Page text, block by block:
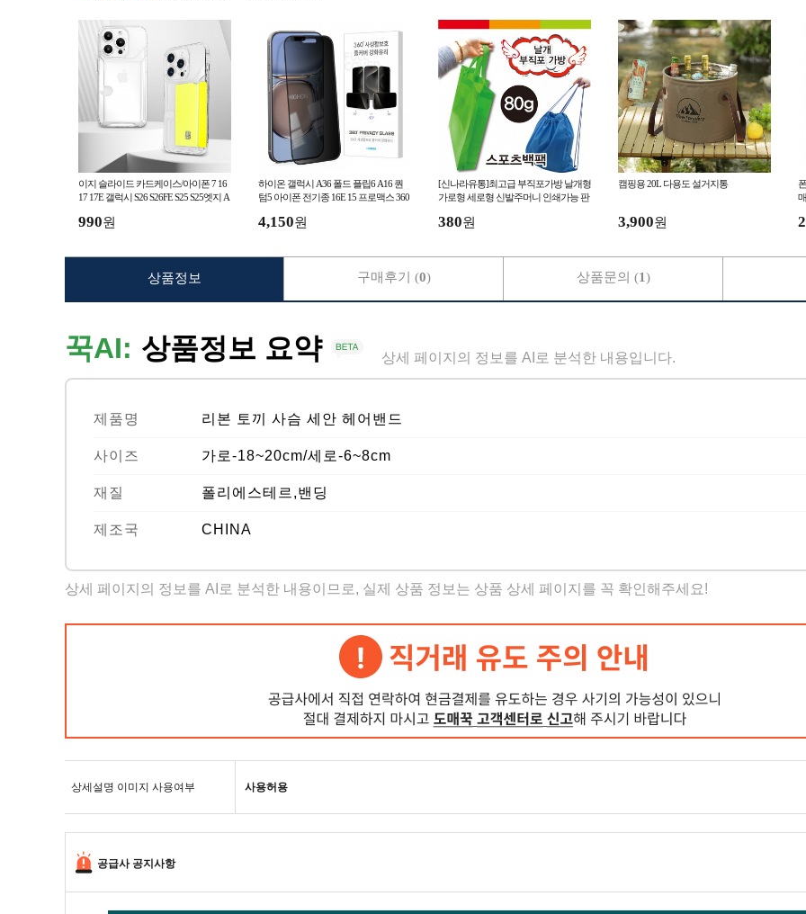
이지 슬라이드 카드케이스/아이폰 7 16
17 17E 갤럭시 S26 S26FE S25 S25엣지 A
990원
하이온 갤럭시 A36 폴드 플립6 A16 퀀
텀5 아이폰 전기종 16E 15 프로맥스 360
4,150원
[신나라유통]최고급 부직포가방 날개형
가로형 세로형 신발주머니 인쇄가능 판
380원
캠핑용 20L 다용도 설거지통
3,900원
꾹AI: 상품정보 요약 상세 페이지의 정보를 AI로 분석한 내용입니다.
제품명 리본 토끼 사슴 세안 헤어밴드
사이즈 가로-18~20cm/세로-6~8cm
재질 폴리에스테르,밴딩
제조국 CHINA
상세 페이지의 정보를 AI로 분석한 내용이므로, 실제 상품 정보는 상품 상세 페이지를 꼭 확인해주세요!
상세설명 이미지 사용여부 사용허용
공급사 공지사항
상품정보 구매후기 (0) 상품문의 (1)